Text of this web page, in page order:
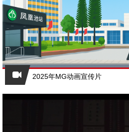
2025年MG动画宣传片